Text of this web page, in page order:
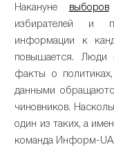
Накануне выборов
избирателей и
информации к
повышается. Люди
факты о
данными
чиновников.
один из таких, а
команда Информ-UA.